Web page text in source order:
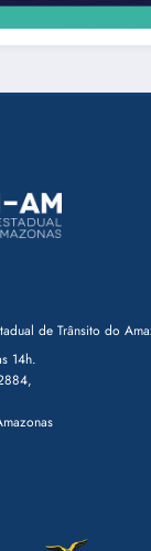
de Trânsito do
14h.